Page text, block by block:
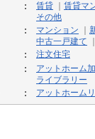
賃貸
賃貸マ
その他
マンション
中古一戸建て
注文住宅
アットホーム
ライブラリー
アットホーム